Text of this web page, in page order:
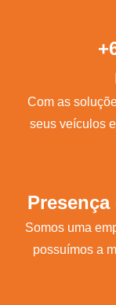
Com as
seus veículos
Presença
Somos uma
possuímos a